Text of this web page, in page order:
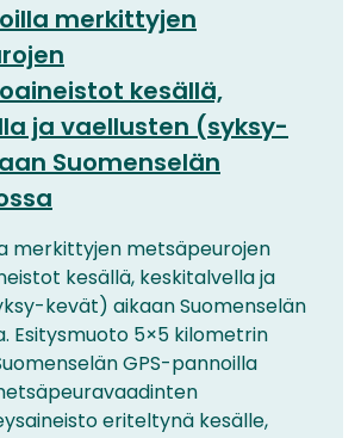
merkittyjen
kesällä,
ja vaellusten (syksy-
Suomenselän
merkittyjen metsäpeurojen
kesällä, keskitalvella ja
kevät) aikaan Suomenselän
Esitysmuoto 5×5 kilometrin
GPS-pannoilla
eriteltynä kesälle,